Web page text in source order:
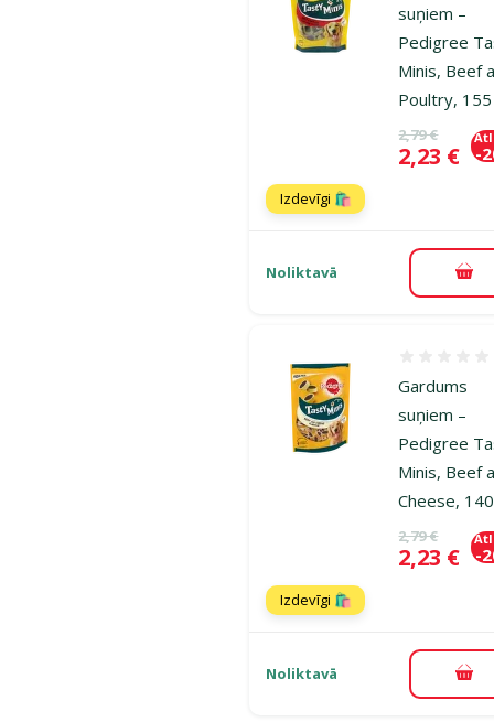
suņiem –
Pedigree
Minis, Beef
Poultry,
Oriģinālā
2,79 €
Cena
2,23 € -
Izdevīgi 🛍️
Noliktavā
Gardums
suņiem –
Pedigree
Minis, Beef
Cheese,
Oriģinālā
2,79 €
Cena
2,23 € -
Izdevīgi 🛍️
Noliktavā